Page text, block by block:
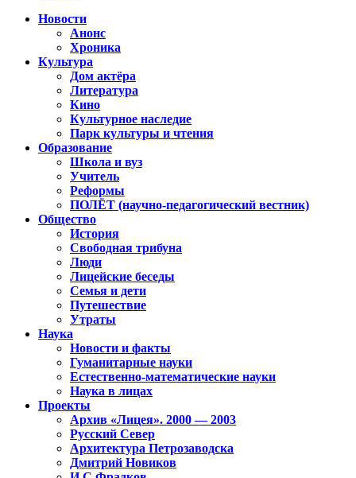
Новости
Анонс
Хроника
Культура
Дом актёра
Литература
Кино
Культурное наследие
Парк культуры и чтения
Образование
Школа и вуз
Учитель
Реформы
ПОЛЁТ (научно-педагогический вестник)
Общество
История
Свободная трибуна
Люди
Лицейские беседы
Семья и дети
Путешествие
Утраты
Наука
Новости и факты
Гуманитарные науки
Естественно-математические науки
Наука в лицах
Проекты
Архив «Лицея». 2000 — 2003
Русский Север
Архитектура Петрозаводска
Дмитрий Новиков